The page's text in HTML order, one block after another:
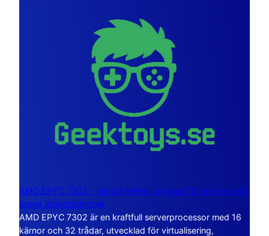
AMD EPYC 7302 – sexton kärnor byggda för servrar och
tunga arbetsstationer
AMD EPYC 7302 är en kraftfull serverprocessor med 16
kärnor och 32 trådar, utvecklad för virtualisering,